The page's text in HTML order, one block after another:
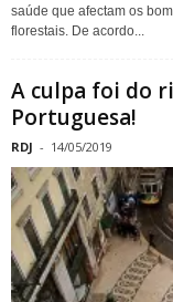
saúde que afectam os
florestais. De acordo...
A culpa foi do
Portuguesa!
RDJ - 14/05/2019